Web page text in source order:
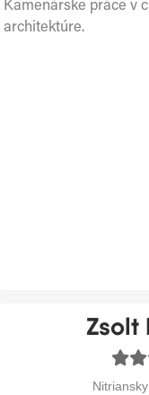
Kamenárske práce v
architektúre.
Zsolt